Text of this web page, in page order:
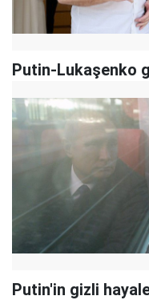
Putin-Lukaşenko
Putin'in gizli